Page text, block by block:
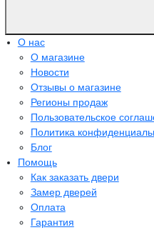
О нас
О магазине
Новости
Отзывы о магазине
Регионы продаж
Пользовательское
Политика
Блог
Помощь
Как заказать двери
Замер дверей
Оплата
Гарантия